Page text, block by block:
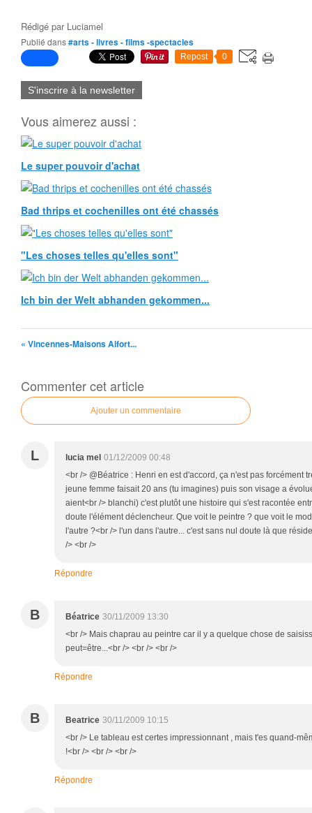
Rédigé par Luciamel
Publié dans#arts - livres - films -spectacles
Repost 0
S'inscrire à la newsletter
Vous aimerez aussi :
Le super pouvoir d'achat
Bad thrips et cochenilles ont été chassés
"Les choses telles qu'elles sont"
Ich bin der Welt abhanden gekommen...
« Vincennes-Maisons Alfort...
Commenter cet article
Ajouter un commentaire
L lucia mel 01/12/2009 00:48
<br /> @Béatrice : Henri en est d'accord, ça n'est pas forcément
jeune femme faisait 20 ans (tu imagines) puis son visage a
aient<br /> blanchi) c'est plutôt une histoire qui s'est racontée
doute l'élément déclencheur. Que voit le peintre ? que voit le
l'autre ?<br /> l'un dans l'autre... c'est sans nul doute là que
/> <br />
Répondre
B Béatrice 30/11/2009 13:30
<br /> Mais chaprau au peintre car il y a quelque chose de
peut=être...<br /> <br /> <br />
Répondre
B Beatrice 30/11/2009 10:15
<br /> Le tableau est certes impressionnant , mais t'es quand-
!<br /> <br /> <br />
Répondre